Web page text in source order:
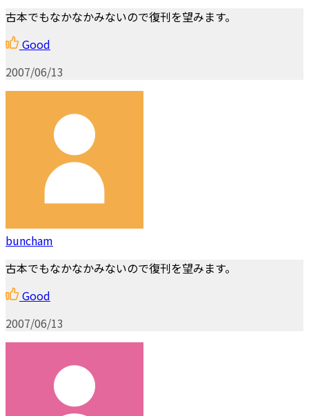
古本でもなかなかみないので復刊を望みます。
Good
2007/06/13
buncham
古本でもなかなかみないので復刊を望みます。
Good
2007/06/13